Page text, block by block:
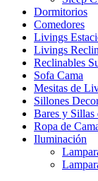
Dormitorios
Comedores
Livings
Livings
Reclinables
Sofa Cama
Mesitas de
Sillones
Bares y Sillas
Ropa de
Iluminación